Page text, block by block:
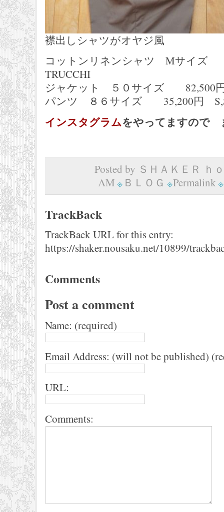
襟出しシャツがオヤジ風
コットンリネンシャツ Mサイズ
TRUCCHI
ジャケット ５０サイズ 82,500
パンツ ８６サイズ 35,200円
インスタグラムをやってますので
Posted by ＳＨＡＫＥＲ ｈ
AM
ＢＬＯＧ Permalink
TrackBack
TrackBack URL for this entry:
https://shaker.nousaku.net/10899/
Comments
Post a comment
Name: (required)
Email Address: (will not be published)
URL:
Comments: